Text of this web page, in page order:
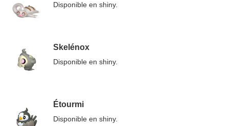
Disponible en shiny.
Skelénox
Disponible en shiny.
Étourmi
Disponible en shiny.